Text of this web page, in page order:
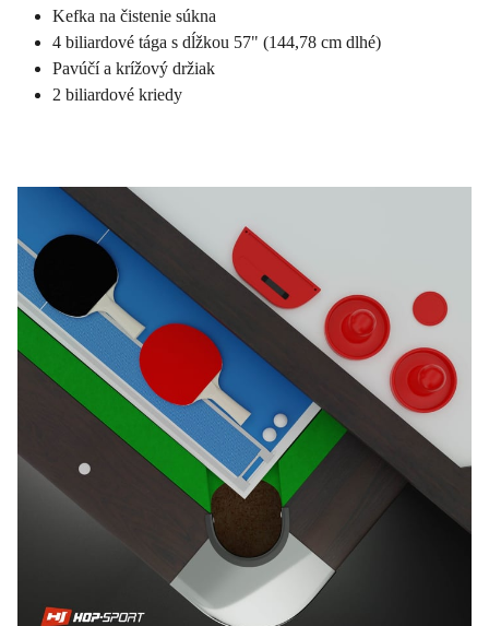
Kefka na čistenie súkna
4 biliardové tága s dĺžkou 57" (144,78 cm dlhé)
Pavúčí a krížový držiak
2 biliardové kriedy